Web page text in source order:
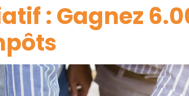
: Gagnez